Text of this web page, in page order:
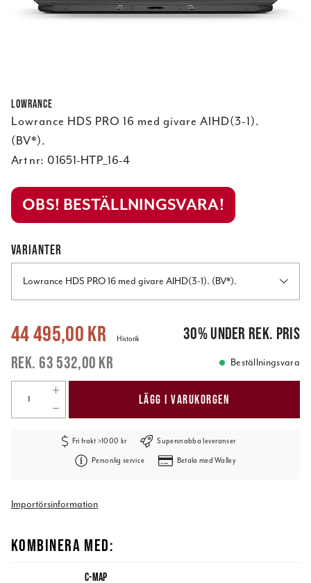
Lowrance
Lowrance HDS PRO 16 med givare AIHD(3-1).
(BV*).
Art nr: 01651-HTP_16-4
OBS! BESTÄLLNINGSVARA!
VARIANTER
Lowrance HDS PRO 16 med givare AIHD(3-1). (BV*).
Nuvarande pris:44 495,00 kr 63 532,00 kr
44 495,00 kr
63 532,00 kr
Historik 30%under rek. pris
Beställningsvara
LÄGG I VARUKORGEN
Fri frakt >1000 kr Supersnabba leveranser
Personlig service Betala med Walley
Importörsinformation
KOMBINERA MED:
C-MAP